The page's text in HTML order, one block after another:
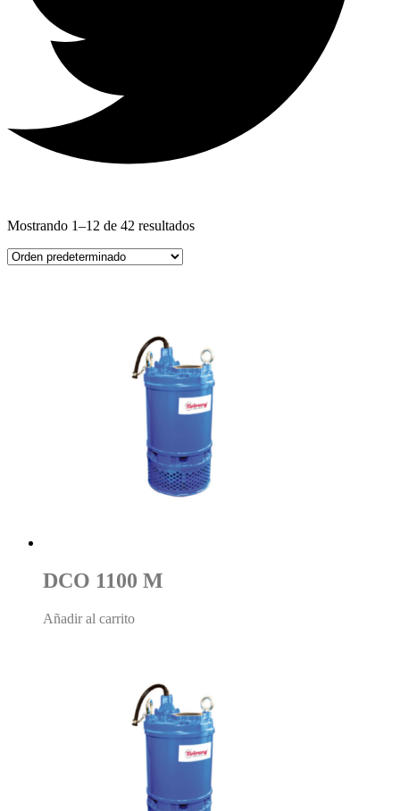
Mostrando 1–12 de 42 resultados
DCO 1100 M
Añadir al carrito